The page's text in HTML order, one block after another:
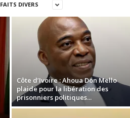
FAITS DIVERS
Côte d’Ivoire : Ahoua Don Mello
plaide pour la libération des
prisonniers politiques...